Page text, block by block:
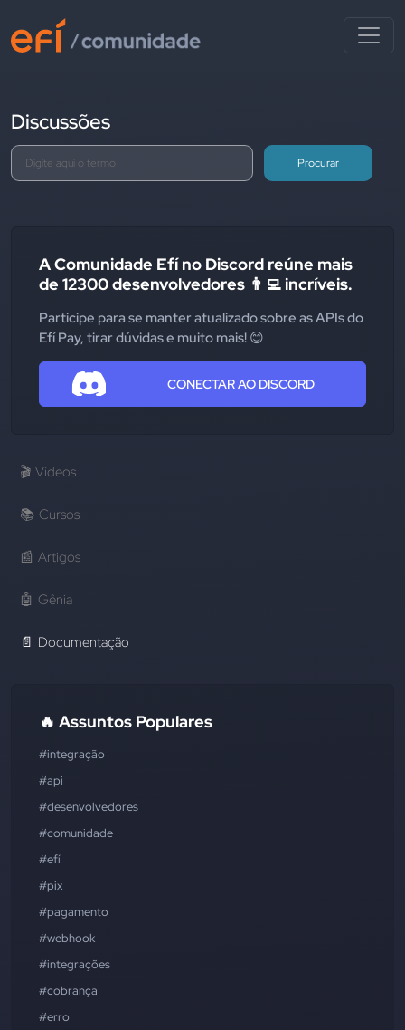
Discussões
Procurar
A Comunidade Efí no Discord reúne mais
de 12300 desenvolvedores 👨‍💻 incríveis.
Participe para se manter atualizado sobre as APIs do
Efí Pay, tirar dúvidas e muito mais! 😊
CONECTAR AO DISCORD
🎬 Vídeos
📚 Cursos
📰 Artigos
🤖 Gênia
📄 Documentação
🔥 Assuntos Populares
#integração
#api
#desenvolvedores
#comunidade
#efí
#pix
#pagamento
#webhook
#integrações
#cobrança
#erro